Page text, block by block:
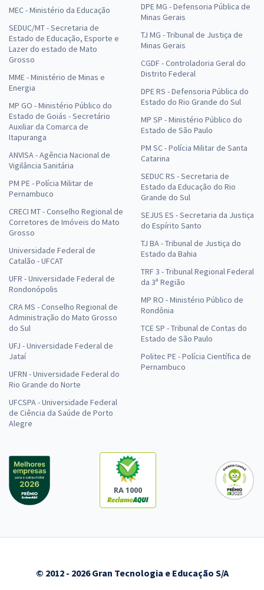
MEC - Ministério da Educação
SEDUC/MT - Secretaria de
Estado de Educação, Esporte e
Lazer do estado de Mato
Grosso
MME - Ministério de Minas e
Energia
MP GO - Ministério Público do
Estado de Goiás - Secretário
Auxiliar da Comarca de
Itapuranga
ANVISA - Agência Nacional de
Vigilância Sanitária
PM PE - Polícia Militar de
Pernambuco
CRECI MT - Conselho Regional de
Corretores de Imóveis do Mato
Grosso
Universidade Federal de
Catalão - UFCAT
UFR - Universidade Federal de
Rondonópolis
CRA MS - Conselho Regional de
Administração do Mato Grosso
do Sul
UFJ - Universidade Federal de
Jataí
UFRN - Universidade Federal do
Rio Grande do Norte
UFCSPA - Universidade Federal
de Ciência da Saúde de Porto
Alegre
DPE MG - Defensoria Pública de
Minas Gerais
TJ MG - Tribunal de Justiça de
Minas Gerais
CGDF - Controladoria Geral do
Distrito Federal
DPE RS - Defensoria Pública do
Estado do Rio Grande do Sul
MP SP - Ministério Público do
Estado de São Paulo
PM SC - Polícia Militar de Santa
Catarina
SEDUC RS - Secretaria de
Estado da Educação do Rio
Grande do Sul
SEJUS ES - Secretaria da Justiça
do Espírito Santo
TJ BA - Tribunal de Justiça do
Estado da Bahia
TRF 3 - Tribunal Regional Federal
da 3ª Região
MP RO - Ministério Público de
Rondônia
TCE SP - Tribunal de Contas do
Estado de São Paulo
Politec PE - Polícia Científica de
Pernambuco
RA 1000
© 2012 - 2026 Gran Tecnologia e Educação S/A